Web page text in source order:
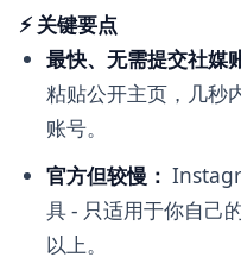
⚡ 关键要点
最快、无需提交社媒
粘贴公开主页，几秒
账号。
官方但较慢：
具 - 只适用于你自己
以上。